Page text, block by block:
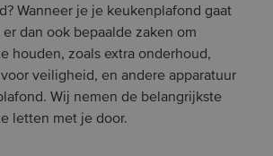
Wanneer je je keukenplafond gaat
dan ook bepaalde zaken om
houden, zoals extra onderhoud,
veiligheid, en andere apparatuur
Wij nemen de belangrijkste
letten met je door.